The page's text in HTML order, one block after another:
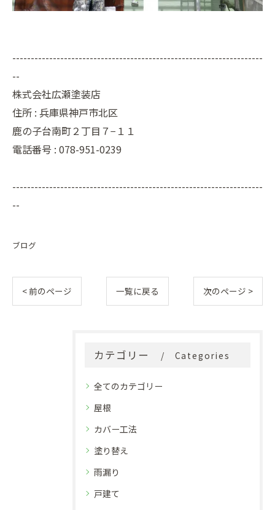
--------------------------------------------------------------------
--
株式会社広瀬塗装店
住所 : 兵庫県神戸市北区
鹿の子台南町２丁目７−１１
電話番号 : 078-951-0239
--------------------------------------------------------------------
--
ブログ
< 前のページ 一覧に戻る 次のページ >
カテゴリー Categories
全てのカテゴリー
屋根
カバー工法
塗り替え
雨漏り
戸建て